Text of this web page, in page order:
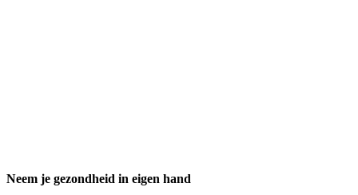
Neem je gezondheid in eigen hand